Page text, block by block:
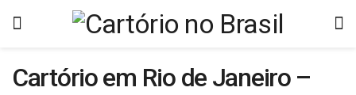
Cartório em Rio de Janeiro –